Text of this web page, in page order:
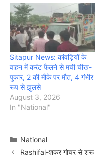
Sitapur News: कांवड़ियों के
वाहन में करंट फैलने से मची चीख-
पुकार, 2 की मौके पर मौत, 4 गंभीर
रूप से झुलसे
August 3, 2026
In "National"
Categories
National
Rashifal-शुक्र गोचर से शुरू